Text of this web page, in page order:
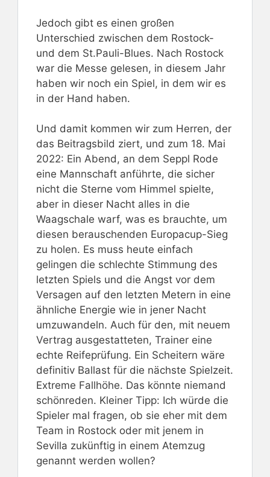
Jedoch gibt es einen großen
Unterschied zwischen dem Rostock-
und dem St.Pauli-Blues. Nach Rostock
war die Messe gelesen, in diesem Jahr
haben wir noch ein Spiel, in dem wir es
in der Hand haben.
Und damit kommen wir zum Herren, der
das Beitragsbild ziert, und zum 18. Mai
2022: Ein Abend, an dem Seppl Rode
eine Mannschaft anführte, die sicher
nicht die Sterne vom Himmel spielte,
aber in dieser Nacht alles in die
Waagschale warf, was es brauchte, um
diesen berauschenden Europacup-Sieg
zu holen. Es muss heute einfach
gelingen die schlechte Stimmung des
letzten Spiels und die Angst vor dem
Versagen auf den letzten Metern in eine
ähnliche Energie wie in jener Nacht
umzuwandeln. Auch für den, mit neuem
Vertrag ausgestatteten, Trainer eine
echte Reifeprüfung. Ein Scheitern wäre
definitiv Ballast für die nächste Spielzeit.
Extreme Fallhöhe. Das könnte niemand
schönreden. Kleiner Tipp: Ich würde die
Spieler mal fragen, ob sie eher mit dem
Team in Rostock oder mit jenem in
Sevilla zukünftig in einem Atemzug
genannt werden wollen?